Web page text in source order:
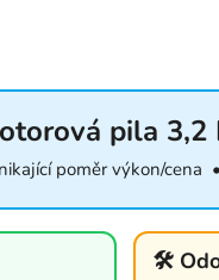
pila 3,2
poměr výkon/cena
🛠️